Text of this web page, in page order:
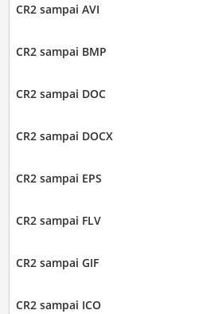
CR2 sampai AVI
CR2 sampai BMP
CR2 sampai DOC
CR2 sampai DOCX
CR2 sampai EPS
CR2 sampai FLV
CR2 sampai GIF
CR2 sampai ICO